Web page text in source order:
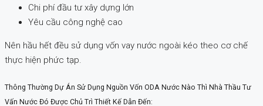
Chi phí đầu tư xây dựng lớn
Yêu cầu công nghệ cao
Nên hầu hết đều sử dụng vốn vay nước ngoài kéo theo cơ chế
thực hiện phức tạp.
Thông Thường Dự Án Sử Dụng Nguồn Vốn ODA Nước Nào Thì Nhà Thầu Tư
Vấn Nước Đó Được Chủ Trì Thiết Kế Dẫn Đến: